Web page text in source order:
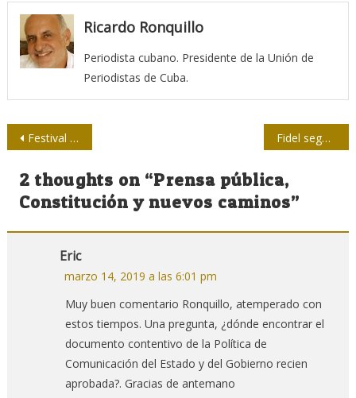
Ricardo Ronquillo
Periodista cubano. Presidente de la Unión de
Periodistas de Cuba.
Navegación
de
entradas
Festival Prensa pública, prensa del pueblo, este miércoles en La Habana Fidel según Ignacio Ramonet
2 thoughts on “Prensa pública,
Constitución y nuevos caminos”
Eric
marzo 14, 2019 a las 6:01 pm
Muy buen comentario Ronquillo, atemperado con
estos tiempos. Una pregunta, ¿dónde encontrar el
documento contentivo de la Política de
Comunicación del Estado y del Gobierno recien
aprobada?. Gracias de antemano